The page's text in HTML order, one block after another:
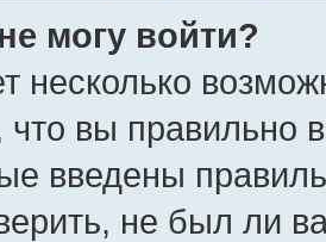
могу войти?
несколько
что вы правильно
введены
не был ли